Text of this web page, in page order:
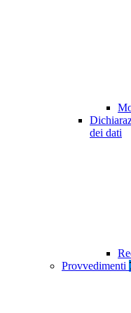
dei dati
Provvedimenti